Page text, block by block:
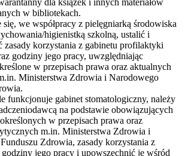
dla książek i innych materiałów
w bibliotekach.
się, we współpracy z pielęgniarką środowiska
higienistką szkolną, ustalić i
zasady korzystania z gabinetu profilaktyki
godziny jego pracy, uwzględniając
w przepisach prawa oraz aktualnych
Ministerstwa Zdrowia i Narodowego
funkcjonuje gabinet stomatologiczny, należy
na podstawie obowiązujących
w przepisach prawa oraz
m.in. Ministerstwa Zdrowia i
Zdrowia, zasady korzystania z
godziny jego pracy i upowszechnić je wśród